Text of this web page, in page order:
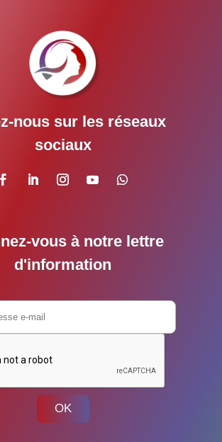
nous sur les réseaux
sociaux
vous à notre lettre
d'information
OK